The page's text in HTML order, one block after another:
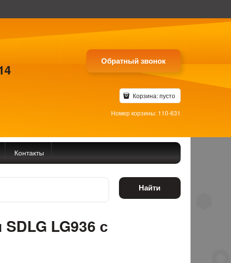
Обратный звонок
Корзина:пусто
Номер корзины: 110-631
Контакты
Найти
LG936 с